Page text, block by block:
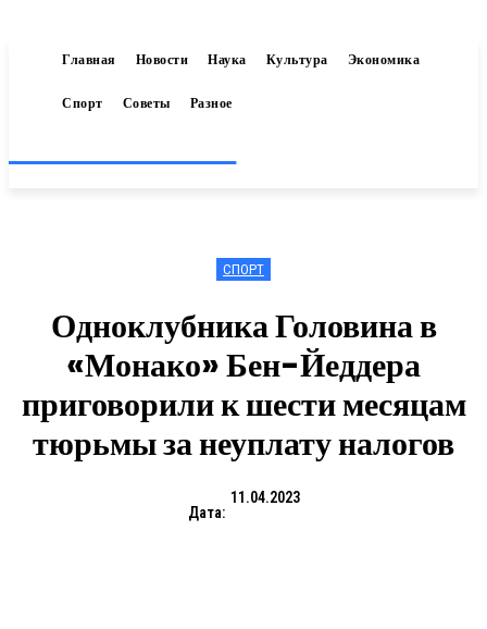
Главная Новости Наука Культура Экономика
Спорт Советы Разное
СПОРТ
Одноклубника Головина в
«Монако» Бен-Йеддера
приговорили к шести месяцам
тюрьмы за неуплату налогов
Дата:
11.04.2023